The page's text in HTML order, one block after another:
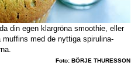
din egen klargröna smoothie, eller
muffins med de nyttiga spirulina-
Foto: BÖRJE THURESSON